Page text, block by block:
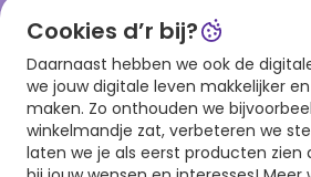
Download onze app
Cookies d’r bij?
Daarnaast hebben we ook de
we jouw digitale leven makkelijker
maken. Zo onthouden we
winkelmandje zat, verbeteren we
laten we je als eerst producten zien